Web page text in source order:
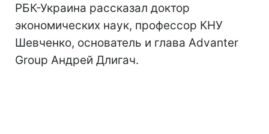
РБК-Украина рассказал доктор
экономических наук, профессор КНУ
Шевченко, основатель и глава Advanter
Group Андрей Длигач.